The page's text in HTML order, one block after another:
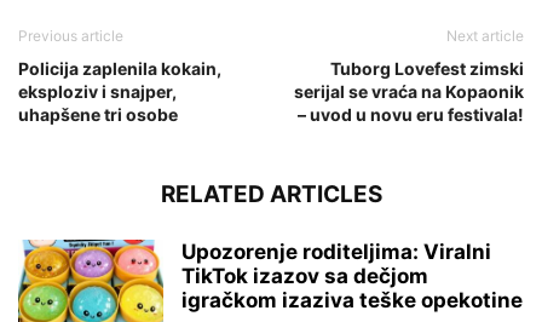
Previous article
Policija zaplenila kokain,
eksploziv i snajper,
uhapšene tri osobe
Next article
Tuborg Lovefest zimski
serijal se vraća na Kopaonik
– uvod u novu eru festivala!
RELATED ARTICLES
Upozorenje roditeljima: Viralni
TikTok izazov sa dečjom
igračkom izaziva teške opekotine